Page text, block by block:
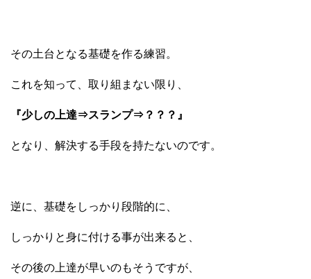
その土台となる基礎を作る練習。
これを知って、取り組まない限り、
『少しの上達⇒スランプ⇒？？？』
となり、解決する手段を持たないのです。
逆に、基礎をしっかり段階的に、
しっかりと身に付ける事が出来ると、
その後の上達が早いのもそうですが、